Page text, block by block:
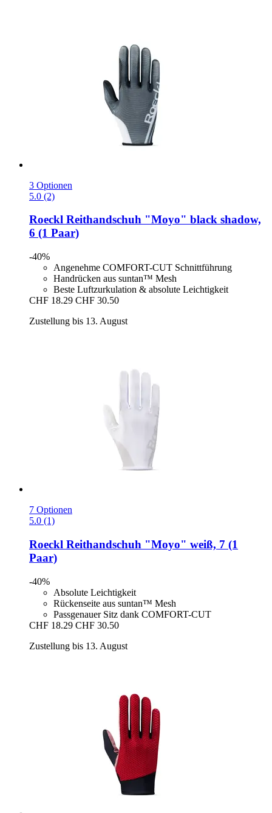
3 Optionen
5.0 (2)
Roeckl Reithandschuh "Moyo" black shadow,
6 (1 Paar)
-40%
Angenehme COMFORT-CUT Schnittführung
Handrücken aus suntan™ Mesh
Beste Luftzurkulation & absolute Leichtigkeit
CHF 18.29 CHF 30.50
Zustellung bis 13. August
7 Optionen
5.0 (1)
Roeckl Reithandschuh "Moyo" weiß, 7 (1
Paar)
-40%
Absolute Leichtigkeit
Rückenseite aus suntan™ Mesh
Passgenauer Sitz dank COMFORT-CUT
CHF 18.29 CHF 30.50
Zustellung bis 13. August